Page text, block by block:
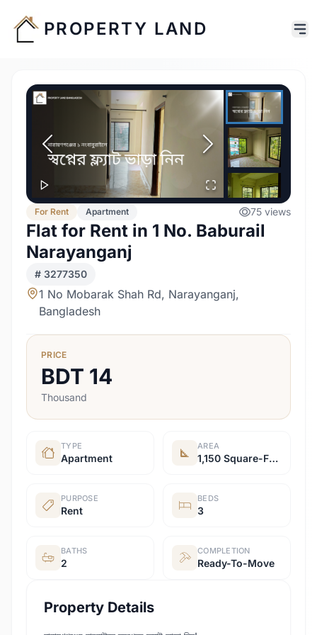
PROPERTY LAND
For Rent Apartment 75 views
Flat for Rent in 1 No. Baburail
Narayanganj
# 3277350
1 No Mobarak Shah Rd, Narayanganj,
Bangladesh
PRICE
BDT 14
Thousand
TYPE
Apartment
AREA
1,150 Square-Feet
PURPOSE
Rent
BEDS
3
BATHS
2
COMPLETION
Ready-To-Move
Property Details